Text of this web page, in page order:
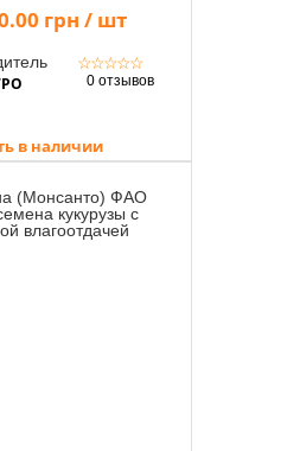
грн / шт
☆☆☆☆☆
0 отзывов
в наличии